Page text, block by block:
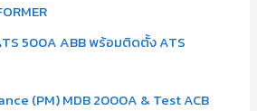
500A ABB พร้อมติดตั้ง ATS
(PM) MDB 2000A & Test ACB